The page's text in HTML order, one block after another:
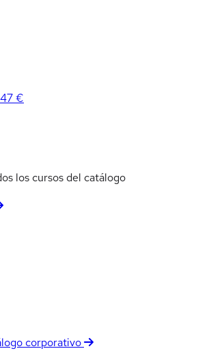
€
los cursos del catálogo
corporativo